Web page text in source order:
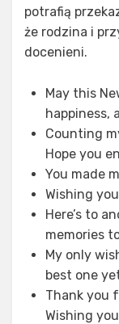
potrafią
że rodzina i
docenieni.
May this
happiness,
Counting
Hope you
You made
Wishing
Here’s to
memories
My only
best one
Thank you
Wishing